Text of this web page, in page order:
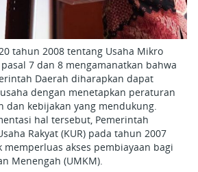
tahun 2008 tentang Usaha Mikro
7 dan 8 mengamanatkan bahwa
Daerah diharapkan dapat
dengan menetapkan peraturan
dan kebijakan yang mendukung.
hal tersebut, Pemerintah
Rakyat (KUR) pada tahun 2007
akses pembiayaan bagi
Menengah (UMKM).